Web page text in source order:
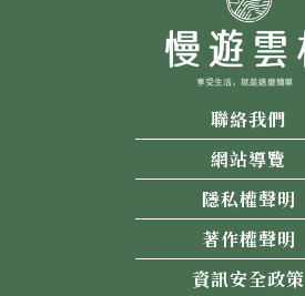
聯絡我們
網站導覽
隱私權聲明
著作權聲明
資訊安全政策